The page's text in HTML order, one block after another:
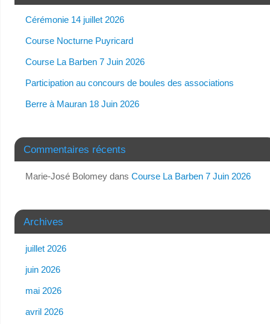
Cérémonie 14 juillet 2026
Course Nocturne Puyricard
Course La Barben 7 Juin 2026
Participation au concours de boules des associations
Berre à Mauran 18 Juin 2026
Commentaires récents
Marie-José Bolomeydans Course La Barben 7 Juin 2026
Archives
juillet 2026
juin 2026
mai 2026
avril 2026